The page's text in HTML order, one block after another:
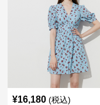
¥16,180 (税込)